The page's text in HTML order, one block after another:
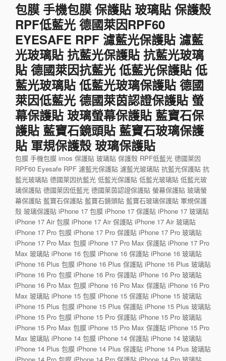
包膜 手機包膜 保護貼 玻璃貼 保護殼
RPF低藍光 德國萊因RPF60
EYESAFE RPF 濾藍光保護貼 濾藍
光玻璃貼 抗藍光保護貼 抗藍光玻璃
貼 德國萊因抗藍光 低藍光保護貼 低
藍光玻璃貼 低藍光玻璃保護貼 德國
萊因低藍光 德國萊茵認證保護貼 螢
幕保護貼 玻璃螢幕保護貼 藍寶石保
護貼 藍寶石鏡頭貼 藍寶石玻璃保護
貼 軍規保護殼 玻璃保護貼
包膜 手機包膜 imos 保護貼 玻璃貼 保護殼 RPF低藍光 德國萊因
RPF60 Eyesafe RPF 濾藍光保護貼 濾藍光玻璃貼 抗藍光保護貼 抗
藍光玻璃貼 德國萊因抗藍光 低藍光保護貼 低藍光玻璃貼 低藍光玻
璃保護貼 德國萊因低藍光 德國萊茵認證保護貼 螢幕保護貼 玻璃螢
幕保護貼 藍寶石保護貼 藍寶石鏡頭貼 藍寶石玻璃保護貼 軍規保護
殼 玻璃保護貼 iPhone 17 包膜 iPhone 17 保護貼 iPhone 17 玻璃貼
iPhone 17 Air 包膜 iPhone 17 Air 保護貼 iPhone 17 Air 玻璃貼
iPhone 17 Pro 包膜 iPhone 17 Pro 保護貼 iPhone 17 Pro 玻璃貼
iPhone 17 Pro Max 包膜 iPhone 17 Pro Max 保護貼 iPhone 17 Pro
Max 玻璃貼 iPhone 16 包膜 iPhone 16 保護貼 iPhone 16 玻璃貼
iPhone 16 Plus 包膜 iPhone 16 Plus 保護貼 iPhone 16 Plus 玻璃貼
iPhone 16 Pro 包膜 iPhone 16 Pro 保護貼 iPhone 16 Pro 玻璃貼
iPhone 16 Pro Max 包膜 iPhone 16 Pro Max 保護貼 iPhone 16 Pro
Max 玻璃貼 iPhone 15 包膜 iPhone 15 保護貼 iPhone 15 玻璃貼
iPhone 15 Plus 包膜 iPhone 15 Plus 保護貼 iPhone 15 Plus 玻璃貼
iPhone 15 Pro 包膜 iPhone 15 Pro 保護貼 iPhone 15 Pro 玻璃貼
iPhone 15 Pro Max 包膜 iPhone 15 Pro Max 保護貼 iPhone 15 Pro
Max 玻璃貼 iPhone 14 包膜 iPhone 14 保護貼 iPhone 14 玻璃貼
iPhone 14 Plus 包膜 iPhone 14 Plus 保護貼 iPhone 14 Plus 玻璃貼